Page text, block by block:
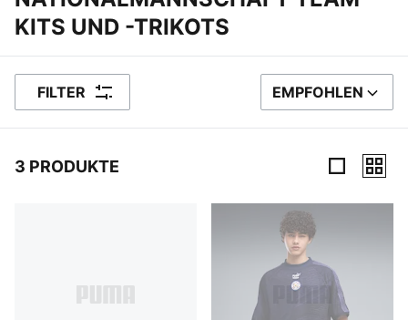
KITS UND -TRIKOTS
FILTER SORTIEREN NACH
EMPFOHLEN
3 PRODUKTE